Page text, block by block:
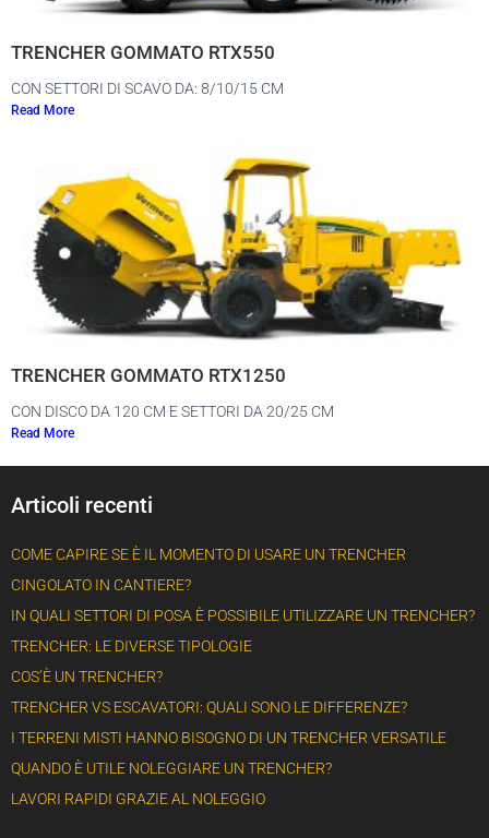
TRENCHER GOMMATO RTX550
CON SETTORI DI SCAVO DA: 8/10/15 CM
Read More
TRENCHER GOMMATO RTX1250
CON DISCO DA 120 CM E SETTORI DA 20/25 CM
Read More
Articoli recenti
COME CAPIRE SE È IL MOMENTO DI USARE UN TRENCHER
CINGOLATO IN CANTIERE?
IN QUALI SETTORI DI POSA È POSSIBILE UTILIZZARE UN TRENCHER?
TRENCHER: LE DIVERSE TIPOLOGIE
COS’È UN TRENCHER?
TRENCHER VS ESCAVATORI: QUALI SONO LE DIFFERENZE?
I TERRENI MISTI HANNO BISOGNO DI UN TRENCHER VERSATILE
QUANDO È UTILE NOLEGGIARE UN TRENCHER?
LAVORI RAPIDI GRAZIE AL NOLEGGIO